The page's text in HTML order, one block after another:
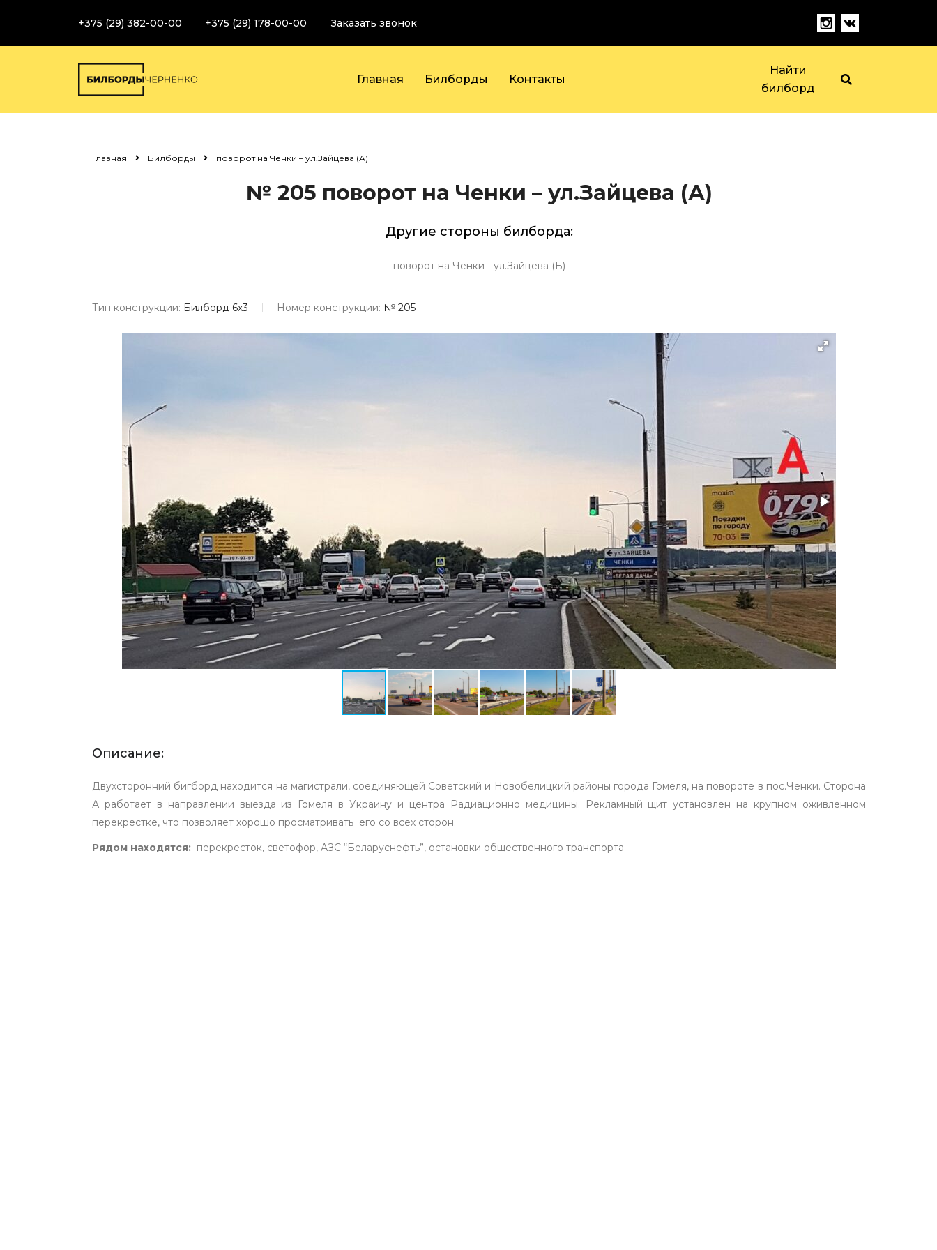
+375 (29) 382-00-00 +375 (29) 178-00-00 Заказать звонок
Главная Билборды Контакты
Найти
билборд
Главная Билборды поворот на Ченки – ул.Зайцева (А)
№ 205 поворот на Ченки – ул.Зайцева (А)
Другие стороны билборда:
поворот на Ченки - ул.Зайцева (Б)
Тип конструкции: Билборд 6х3 Номер конструкции: № 205
Описание:
Двухсторонний бигборд находится на магистрали, соединяющей Советский и Новобелицкий районы города Гомеля, на повороте в пос.Ченки. Сторона
А работает в направлении выезда из Гомеля в Украину и центра Радиационно медицины. Рекламный щит установлен на крупном оживленном
перекрестке, что позволяет хорошо просматривать его со всех сторон.
Рядом находятся: перекресток, светофор, АЗС “Беларуснефть”, остановки общественного транспорта